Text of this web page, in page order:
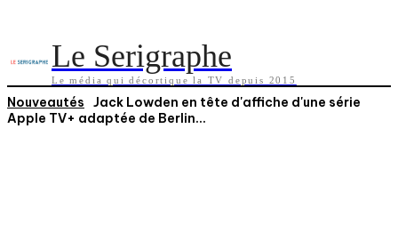
Le Serigraphe
Le média qui décortique la TV depuis 2015
Nouveautés
Jack Lowden en tête d'affiche d'une série
Apple TV+ adaptée de Berlin...